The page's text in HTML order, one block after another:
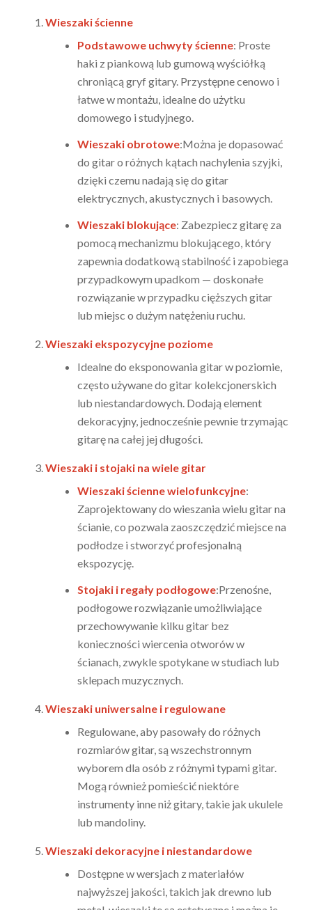
Wieszaki ścienne
Podstawowe uchwyty ścienne: Proste
haki z piankową lub gumową wyściółką
chroniącą gryf gitary. Przystępne cenowo i
łatwe w montażu, idealne do użytku
domowego i studyjnego.
Wieszaki obrotowe:Można je dopasować
do gitar o różnych kątach nachylenia szyjki,
dzięki czemu nadają się do gitar
elektrycznych, akustycznych i basowych.
Wieszaki blokujące: Zabezpiecz gitarę za
pomocą mechanizmu blokującego, który
zapewnia dodatkową stabilność i zapobiega
przypadkowym upadkom — doskonałe
rozwiązanie w przypadku cięższych gitar
lub miejsc o dużym natężeniu ruchu.
Wieszaki ekspozycyjne poziome
Idealne do eksponowania gitar w poziomie,
często używane do gitar kolekcjonerskich
lub niestandardowych. Dodają element
dekoracyjny, jednocześnie pewnie trzymając
gitarę na całej jej długości.
Wieszaki i stojaki na wiele gitar
Wieszaki ścienne wielofunkcyjne:
Zaprojektowany do wieszania wielu gitar na
ścianie, co pozwala zaoszczędzić miejsce na
podłodze i stworzyć profesjonalną
ekspozycję.
Stojaki i regały podłogowe:Przenośne,
podłogowe rozwiązanie umożliwiające
przechowywanie kilku gitar bez
konieczności wiercenia otworów w
ścianach, zwykle spotykane w studiach lub
sklepach muzycznych.
Wieszaki uniwersalne i regulowane
Regulowane, aby pasowały do różnych
rozmiarów gitar, są wszechstronnym
wyborem dla osób z różnymi typami gitar.
Mogą również pomieścić niektóre
instrumenty inne niż gitary, takie jak ukulele
lub mandoliny.
Wieszaki dekoracyjne i niestandardowe
Dostępne w wersjach z materiałów
najwyższej jakości, takich jak drewno lub